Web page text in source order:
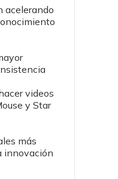
acelerando
videos
y Star
más
innovación